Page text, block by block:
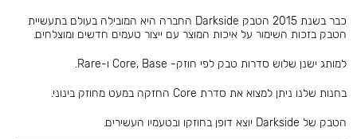
כבר בשנת 2015 הטבק Darkside החברה היא המובילה בעולם בתעשיית
הטבק בזכות השימור על איכות המוצר עם ייצור טעמים חדשים ומוצלחים.
למותג ישנן שלוש סדרות טבק לפי חוזק- Core, Base ו-Rare.
בחנות שלנו ניתן למצוא את סדרת Core החזקה במעט מחוזק בינוני.
הטבק של Darkside יוצא דופן בחוזקו ובטעמיו העשירים.